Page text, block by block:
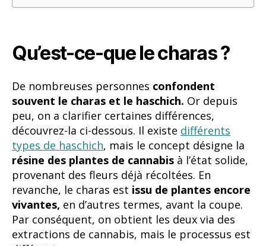
Qu’est-ce-que le charas ?
De nombreuses personnes confondent
souvent le charas et le haschich. Or depuis
peu, on a clarifier certaines différences,
découvrez-la ci-dessous. Il existe différents
types de haschich, mais le concept désigne la
résine des plantes de cannabis à l’état solide,
provenant des fleurs déjà récoltées. En
revanche, le charas est issu de plantes encore
vivantes, en d’autres termes, avant la coupe.
Par conséquent, on obtient les deux via des
extractions de cannabis, mais le processus est